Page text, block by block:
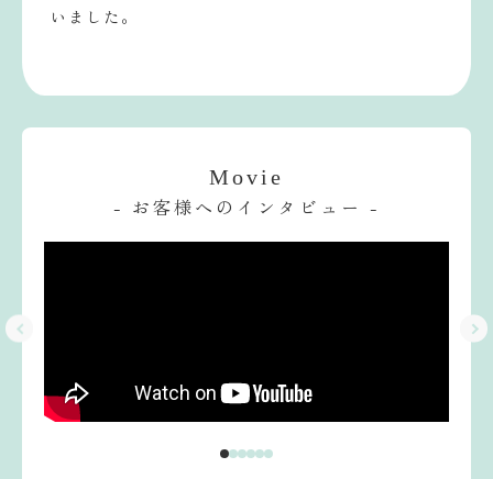
いました。
Movie
- お客様へのインタビュー -